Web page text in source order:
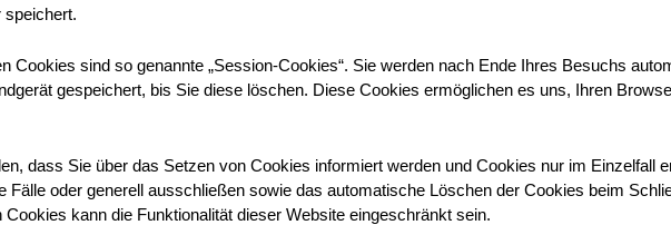
speichert.
Cookies sind so genannte „Session-Cookies“. Sie werden nach Ende Ihres Besuchs
gespeichert, bis Sie diese löschen. Diese Cookies ermöglichen es uns, Ihren
dass Sie über das Setzen von Cookies informiert werden und Cookies nur im Einzelfall
Fälle oder generell ausschließen sowie das automatische Löschen der Cookies beim
kann die Funktionalität dieser Website eingeschränkt sein.